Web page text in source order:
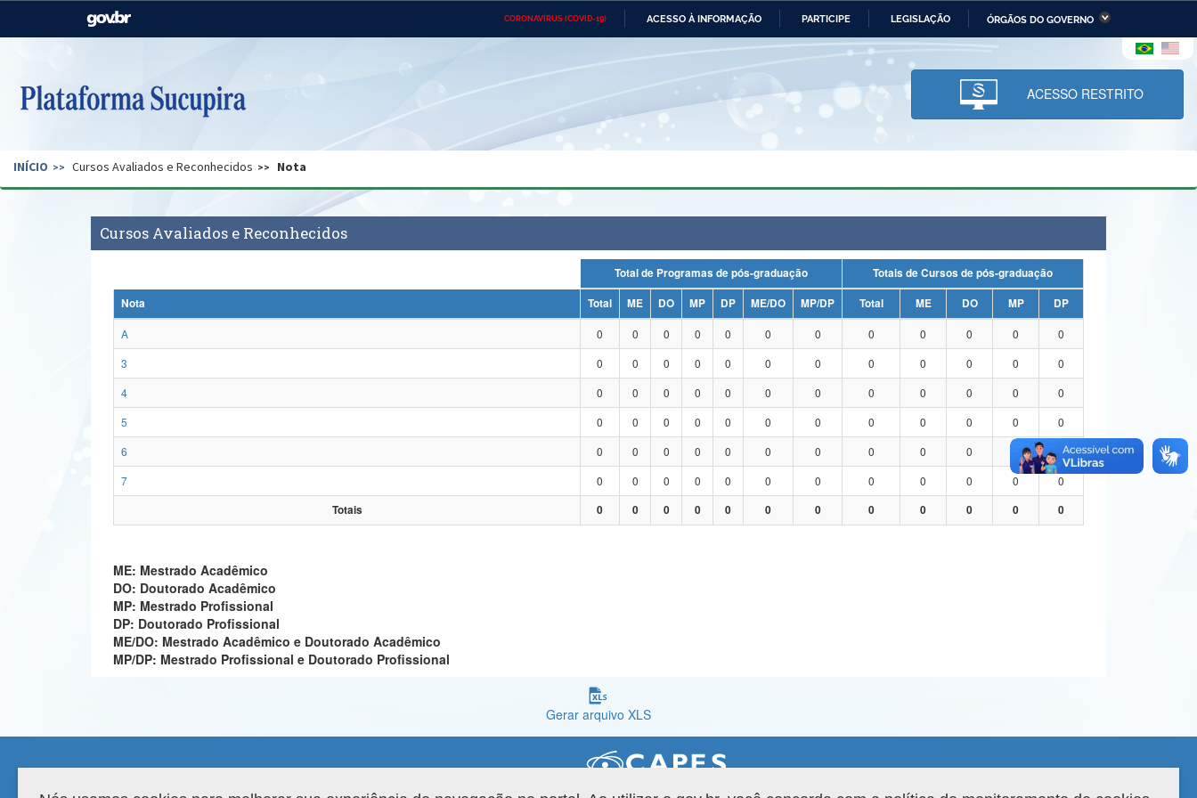
CORONAVÍRUS (COVID-19) ACESSO À INFORMAÇÃO PARTICIPE LEGISLAÇÃO ÓRGÃOS DO GOVERNO
Casa Civil Ministério das Relações Ministério da Economia Ministério da Infraestrutura
Pecuária e Abastecimento
Ministério da Ciência,
Tecnologia, Inovações e
Comunicações
Ministério do Desenvolvimento
Regional e dos Direitos Humanos
Secretaria de Governo Gabinete de Segurança Advocacia-Geral da União Banco Central do Brasil Planalto
ACESSO RESTRITO
INÍCIO Cursos Avaliados e Reconhecidos Nota
Cursos Avaliados e Reconhecidos
Total de Programas de pós-graduação
Totais de Cursos de pós-graduação
Nota
Total ME DO MP DP ME/DO MP/DP Total ME DO MP
DP
A
0 0 0 0 0 0 0 0 0 0 0
0
3
0 0 0 0 0 0 0 0 0 0 0
0
4
0 0 0 0 0 0 0 0 0 0 0
0
5
0 0 0 0 0 0 0 0 0 0 0
0
6
0 0 0 0 0 0 0 0 0 0
0
7
0 0 0 0 0 0 0 0 0 0 0
0
Totais
0 0 0 0 0 0 0 0 0 0 0 0
ME: Mestrado Acadêmico
DO: Doutorado Acadêmico
MP: Mestrado Profissional
DP: Doutorado Profissional
ME/DO: Mestrado Acadêmico e Doutorado Acadêmico
MP/DP: Mestrado Profissional e Doutorado Profissional
Gerar arquivo XLS